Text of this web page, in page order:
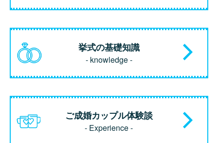
挙式の基礎知識
- knowledge -
ご成婚カップル体験談
- Experience -